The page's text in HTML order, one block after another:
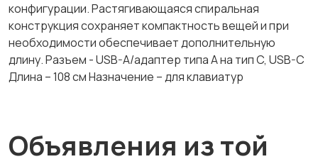
конфигурации. Растягивающаяся спиральная
конструкция сохраняет компактность вещей и при
необходимости обеспечивает дополнительную
длину. Разъем - USB-A/адаптер типа A на тип C, USB-C
Длина – 108 см Назначение – для клавиатур
Объявления из той